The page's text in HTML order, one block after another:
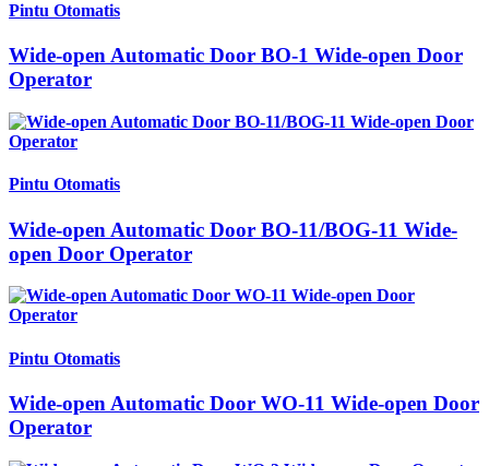
Pintu Otomatis
Wide-open Automatic Door BO-1 Wide-open Door
Operator
Pintu Otomatis
Wide-open Automatic Door BO-11/BOG-11 Wide-
open Door Operator
Pintu Otomatis
Wide-open Automatic Door WO-11 Wide-open Door
Operator